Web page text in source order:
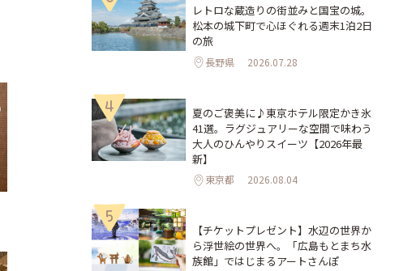
レトロな蔵造りの街並みと国宝の城。
松本の城下町で心ほぐれる週末1泊2日
の旅
長野県 2026.07.28
4
夏のご褒美に♪東京ホテル限定かき氷
41選。ラグジュアリーな空間で味わう
大人のひんやりスイーツ【2026年最
新】
東京都 2026.08.04
5
【チケットプレゼント】水辺の世界か
ら浮世絵の世界へ。「広島もとまち水
族館」ではじまるアートさんぽ